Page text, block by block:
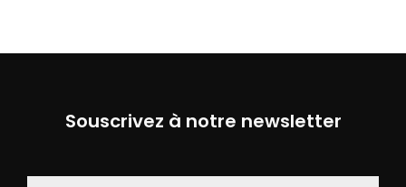
Souscrivez à notre newsletter